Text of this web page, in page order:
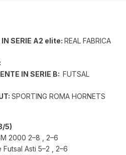
SERIE A2 elite: REAL FABRICA
IN SERIE B: FUTSAL
SPORTING ROMA HORNETS
5)
2000 2–8 , 2–6
Asti 5–2 , 2–6